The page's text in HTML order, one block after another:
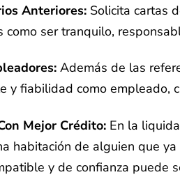
Anteriores: Solicita cartas
ser tranquilo,
Además de las
y fiabilidad como empleado,
Mejor Crédito: En la
habitación de alguien que
y de confianza puede